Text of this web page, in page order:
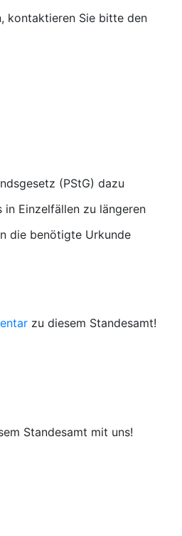
kontaktieren Sie bitte den
(PStG) dazu
Einzelfällen zu längeren
die benötigte Urkunde
zu diesem Standesamt!
Standesamt mit uns!